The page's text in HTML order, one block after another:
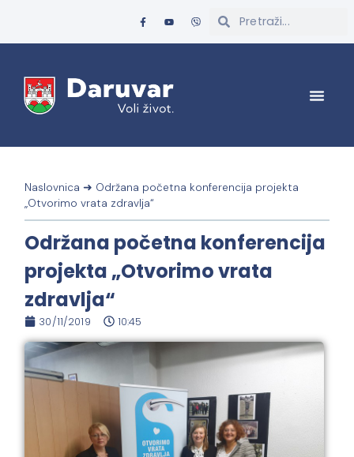
Naslovnica ➜ Održana početna konferencija projekta
„Otvorimo vrata zdravlja“
Održana početna konferencija
projekta „Otvorimo vrata
zdravlja“
30/11/2019 10:45